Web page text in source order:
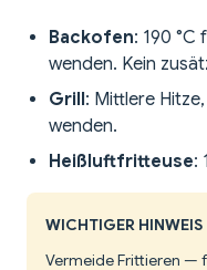
Backofen: 190 °C
wenden. Kein
Grill: Mittlere
wenden.
Heißluftfritteuse:
WICHTIGER HINWEIS
Vermeide Frittieren —